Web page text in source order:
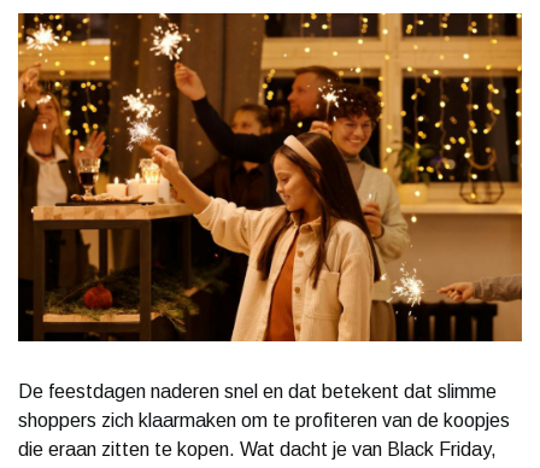
De feestdagen naderen snel en dat betekent dat slimme
shoppers zich klaarmaken om te profiteren van de koopjes
die eraan zitten te kopen. Wat dacht je van Black Friday,